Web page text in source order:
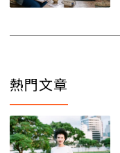
熱門文章